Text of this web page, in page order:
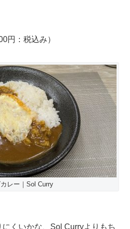
円：税込み）
レー｜Sol Curry
くいかな、Sol Curryよりもち